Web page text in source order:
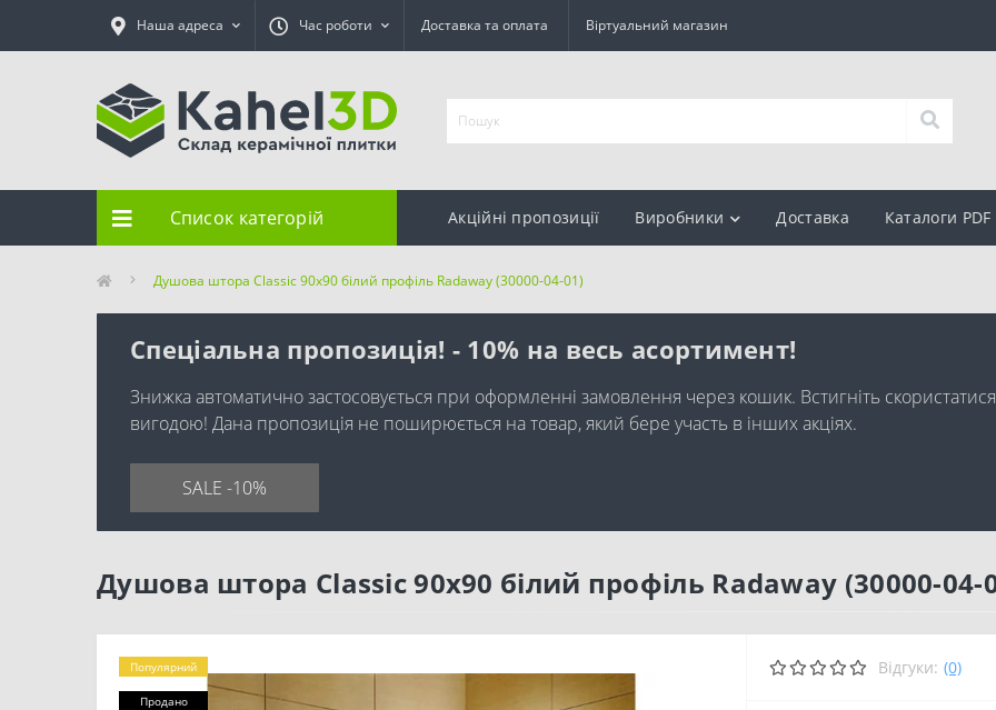
Наша адреса Час роботи Доставка та оплата Віртуальний магазин
Список категорій Акційні пропозиції Виробники Доставка Каталоги PDF
Душова штора Classic 90x90 білий профіль Radaway (30000-04-01)
Спеціальна пропозиція! - 10% на весь асортимент!
Знижка автоматично застосовується при оформленні замовлення через кошик. Встигніть скористатися
вигодою! Дана пропозиція не поширюється на товар, який бере участь в інших акціях.
SALE -10%
Душова штора Classic 90x90 білий профіль Radaway (30000-04-
Популярний
Продано
Відгуки: (0)